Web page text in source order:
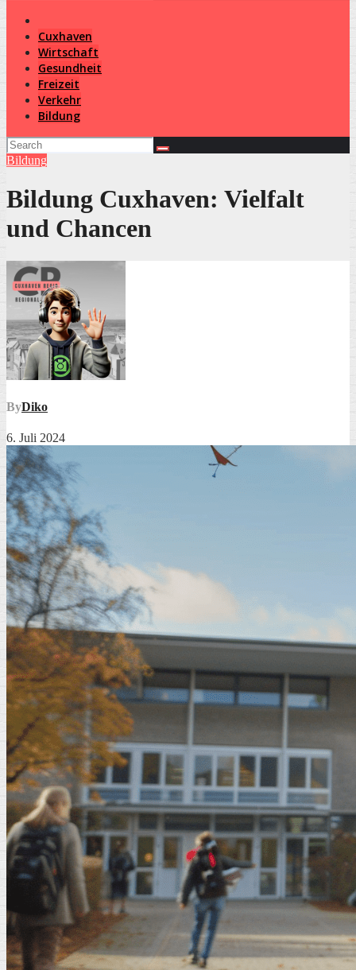
Cuxhaven
Wirtschaft
Gesundheit
Freizeit
Verkehr
Bildung
Bildung
Bildung Cuxhaven: Vielfalt
und Chancen
ByDiko
6. Juli 2024